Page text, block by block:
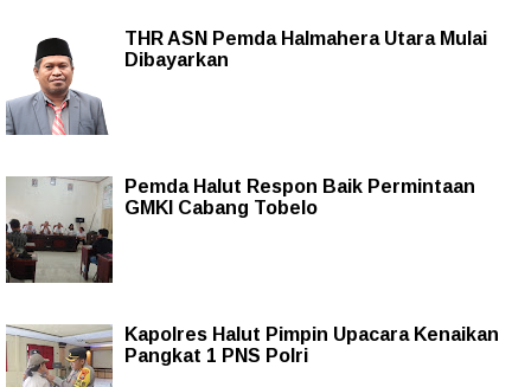
THR ASN Pemda Halmahera Utara Mulai
Dibayarkan
Pemda Halut Respon Baik Permintaan
GMKI Cabang Tobelo
Kapolres Halut Pimpin Upacara Kenaikan
Pangkat 1 PNS Polri